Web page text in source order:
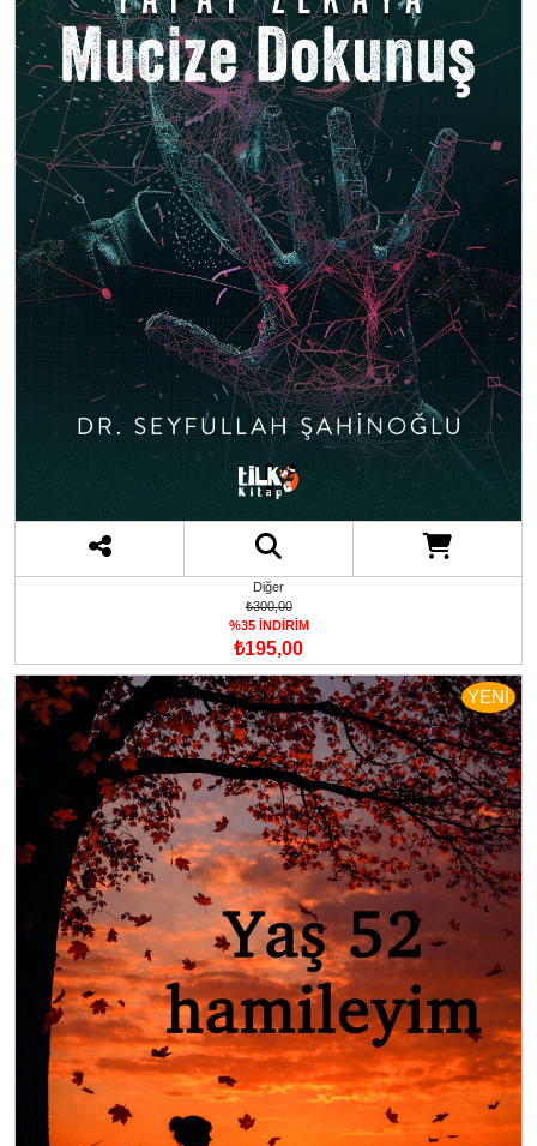
Diğer
₺300,00
%35 İNDİRİM
₺195,00
YENİ